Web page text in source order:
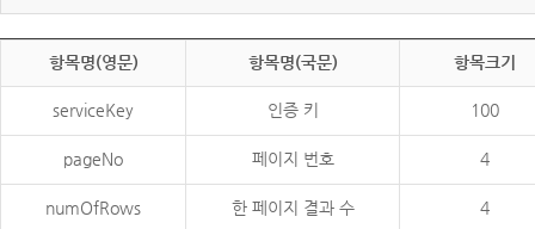
항목명(영문) 항목명(국문) 항목크기
serviceKey 인증 키 100
pageNo 페이지 번호 4
numOfRows 한 페이지 결과 수 4